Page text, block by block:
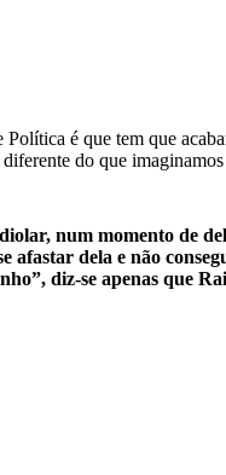
é que tem que
do que
num momento de
dela e não
diz-se apenas que